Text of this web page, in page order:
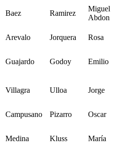
Baez Ramirez
Miguel
Abdon
Arevalo Jorquera Rosa
Guajardo Godoy Emilio
Villagra Ulloa Jorge
Campusano Pizarro Oscar
Medina Kluss María